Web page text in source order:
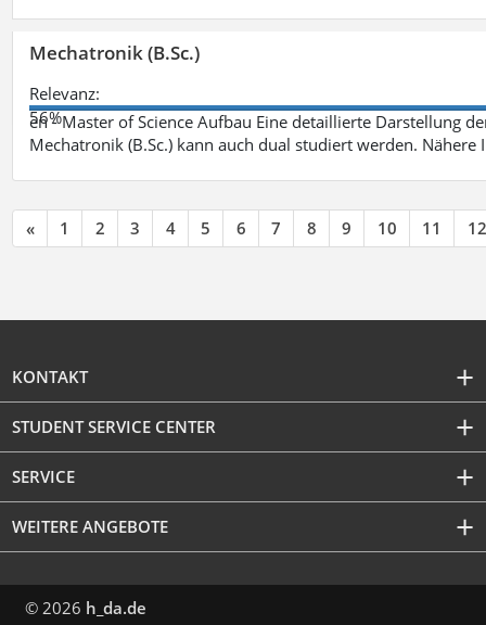
Mechatronik (B.Sc.)
Relevanz:
56%
en - Master of Science Aufbau Eine detaillierte Darstellung
Mechatronik (B.Sc.) kann auch dual studiert werden.
« 1 2 3 4 5 6 7 8 9 10 11 12
KONTAKT
STUDENT SERVICE CENTER
SERVICE
WEITERE ANGEBOTE
© 2026 h_da.de